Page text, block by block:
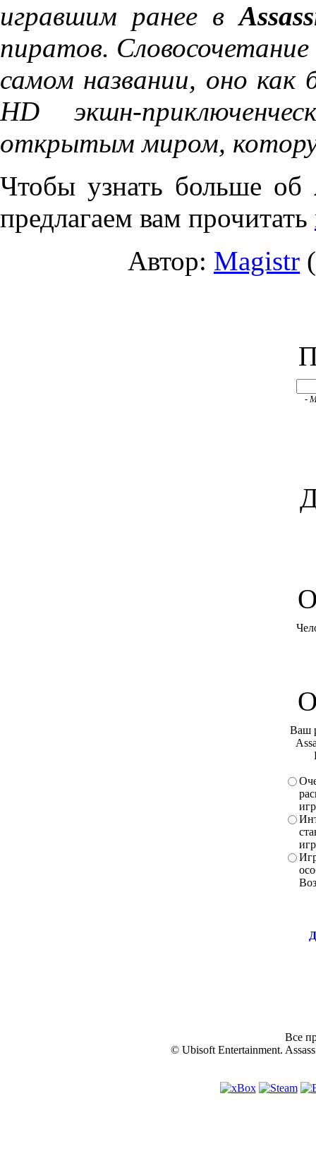
игравшим ранее в
пиратов.
самом названии, оно
HD экшн-
открытым миром,
Чтобы узнать больше об
предлагаем вам прочитать
Автор: Magistr
-
Ваш
Все
© Ubisoft Entertainment.